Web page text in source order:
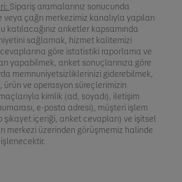
Sipariş aramalarınız sonucunda
çağrı merkezimiz kanalıyla yapılan
katılacağınız anketler kapsamında
sağlamak, hizmet kalitemizi
göre istatistiki raporlama ve
yapabilmek, anket sonuçlarınıza göre
memnuniyetsizliklerinizi giderebilmek,
ürün ve operasyon süreçlerimizin
kimlik (ad, soyadı), iletişim
e-posta adresi), müşteri işlem
şikayet içeriği, anket cevapları) ve işitsel
merkezi üzerinden görüşmemiz halinde
işlenecektir.